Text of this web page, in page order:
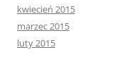
kwiecień 2015
marzec 2015
luty 2015